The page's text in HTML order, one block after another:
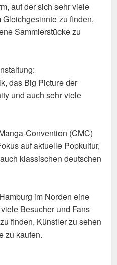
auf der sich sehr viele
zu finden,
Sammlerstücke zu
das Big Picture der
und auch sehr viele
Convention (CMC)
auf aktuelle Popkultur,
klassischen deutschen
im Norden eine
Besucher und Fans
finden, Künstler zu sehen
zu kaufen.